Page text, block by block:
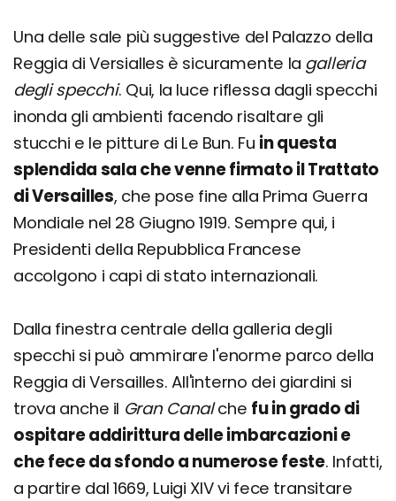
Una delle sale più suggestive del Palazzo della
Reggia di Versialles è sicuramente la galleria
degli specchi. Qui, la luce riflessa dagli specchi
inonda gli ambienti facendo risaltare gli
stucchi e le pitture di Le Bun. Fu in questa
splendida sala che venne firmato il Trattato
di Versailles, che pose fine alla Prima Guerra
Mondiale nel 28 Giugno 1919. Sempre qui, i
Presidenti della Repubblica Francese
accolgono i capi di stato internazionali.
Dalla finestra centrale della galleria degli
specchi si può ammirare l'enorme parco della
Reggia di Versailles. All'interno dei giardini si
trova anche il Gran Canalche fu in grado di
ospitare addirittura delle imbarcazioni e
che fece da sfondo a numerose feste. Infatti,
a partire dal 1669, Luigi XIV vi fece transitare